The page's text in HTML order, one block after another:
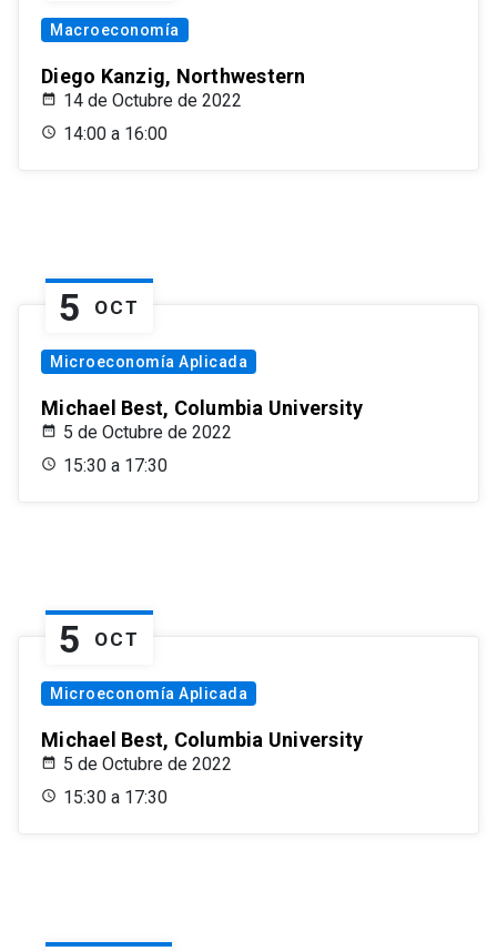
Macroeconomía
Diego Kanzig, Northwestern
14 de Octubre de 2022
14:00 a 16:00
5 OCT
Microeconomía Aplicada
Michael Best, Columbia University
5 de Octubre de 2022
15:30 a 17:30
5 OCT
Microeconomía Aplicada
Michael Best, Columbia University
5 de Octubre de 2022
15:30 a 17:30